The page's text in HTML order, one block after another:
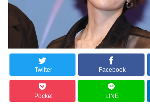
Twitter Facebook
Pocket LINE